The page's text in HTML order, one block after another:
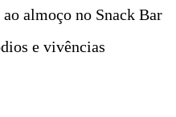
almoço no Snack Bar
e vivências